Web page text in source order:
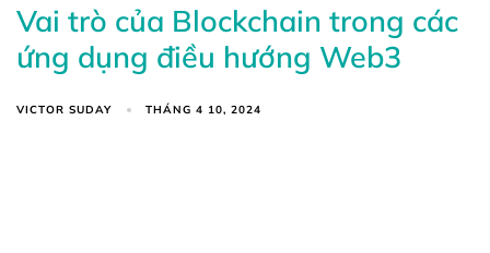
Vai trò của Blockchain trong các
ứng dụng điều hướng Web3
VICTOR SUDAY THÁNG 4 10, 2024